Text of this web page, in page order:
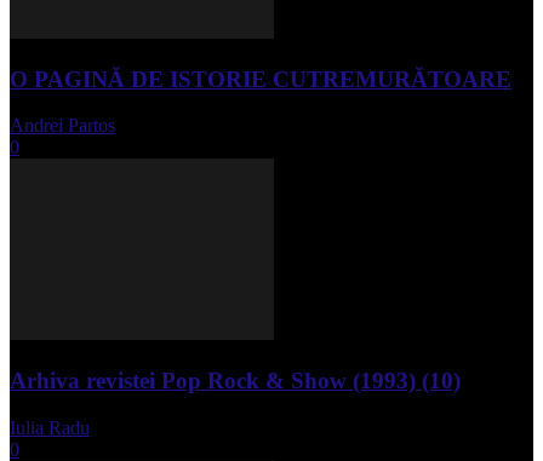
O PAGINĂ DE ISTORIE CUTREMURĂTOARE
Andrei Partos
0
Arhiva revistei Pop Rock & Show (1993) (10)
Iulia Radu
0